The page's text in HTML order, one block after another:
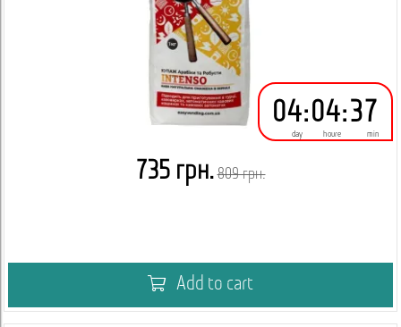
04
day
:04
houre
:37
min
735 грн. 809 грн.
Add to cart